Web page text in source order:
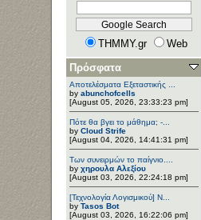
THMMY.gr
Web
Πρόσφατα
Αποτελέσματα Εξεταστικής ...
by abunchofcells
[August 05, 2026, 23:33:23 pm]
Πότε θα βγει το μάθημα; -...
by Cloud Strife
[August 04, 2026, 14:41:31 pm]
Των συνειρμών το παίγνιο....
by χηρουλα Αλεξίου
[August 03, 2026, 22:24:18 pm]
[Τεχνολογία Λογισμικού] Ν...
by Tasos Bot
[August 03, 2026, 16:22:06 pm]